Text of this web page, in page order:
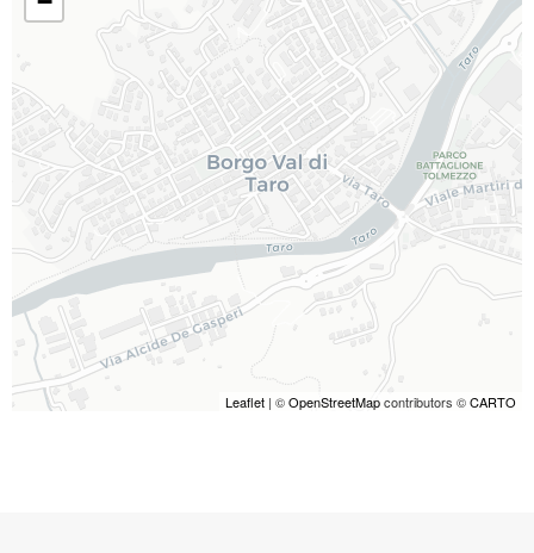
Leaflet | ©OpenStreetMapcontributors ©CARTO